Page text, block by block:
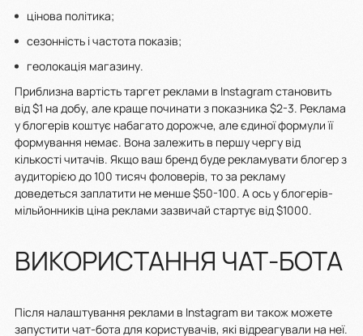
цінова політика;
сезонність і частота показів;
геолокація магазину.
Приблизна вартість таргет реклами в Instagram становить
від $1 на добу, але краще починати з показника $2-3. Реклама
у блогерів коштує набагато дорожче, але єдиної формули її
формування немає. Вона залежить в першу чергу від
кількості читачів. Якщо ваш бренд буде рекламувати блогер з
аудиторією до 100 тисяч фоловерів, то за рекламу
доведеться заплатити не менше $50-100. А ось у блогерів-
мільйонників ціна реклами зазвичай стартує від $1000.
ВИКОРИСТАННЯ ЧАТ-БОТА
Після налаштування реклами в Instagram ви також можете
запустити чат-бота для користувачів, які відреагували на неї.